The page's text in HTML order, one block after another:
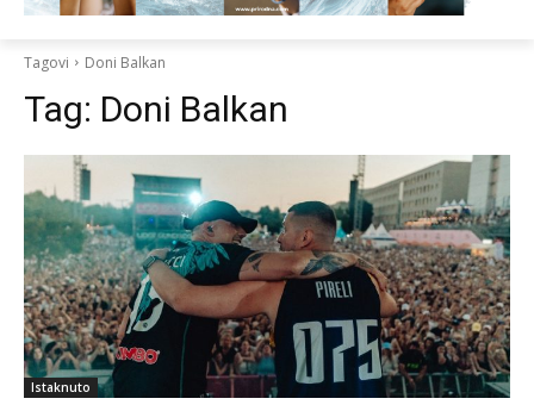
Tagovi Doni Balkan
Tag: Doni Balkan
Istaknuto